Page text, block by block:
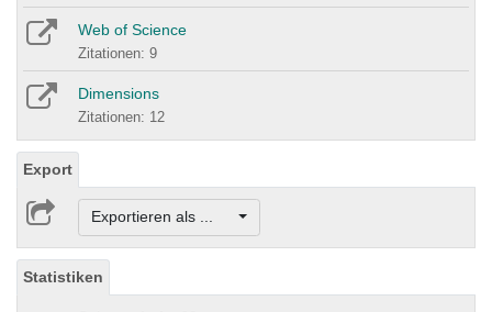
Web of Science
Zitationen: 9
Dimensions
Zitationen: 12
Export
Exportieren als ...
Statistiken